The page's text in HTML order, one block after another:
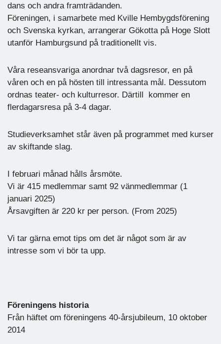
dans och andra framträdanden.
Föreningen, i samarbete med Kville Hembygdsförening
och Svenska kyrkan, arrangerar Gökotta på Hoge Slott
utanför Hamburgsund på traditionellt vis.
Våra reseansvariga anordnar två dagsresor, en på
våren och en på hösten till intressanta mål. Dessutom
ordnas teater- och kulturresor. Därtill kommer en
flerdagarsresa på 3-4 dagar.
Studieverksamhet står även på programmet med kurser
av skiftande slag.
I februari månad hålls årsmöte.
Vi är 415 medlemmar samt 92 vänmedlemmar (1
januari 2025)
Årsavgiften är 220 kr per person. (From 2025)
Vi tar gärna emot tips om det är något som är av
intresse som vi bör ta upp.
Föreningens historia
Från häftet om föreningens 40-årsjubileum, 10 oktober
2014